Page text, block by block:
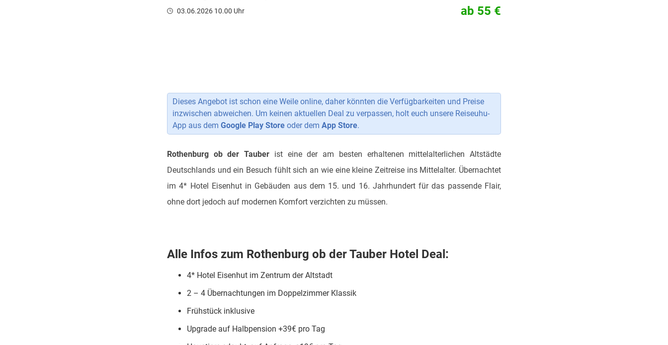
03.06.2026 10.00 Uhr ab 55 €
Dieses Angebot ist schon eine Weile online, daher könnten die Verfügbarkeiten und Preise
inzwischen abweichen. Um keinen aktuellen Deal zu verpassen, holt euch unsere Reiseuhu-
App aus dem Google Play Store oder dem App Store.
Rothenburg ob der Tauber ist eine der am besten erhaltenen mittelalterlichen Altstädte
Deutschlands und ein Besuch fühlt sich an wie eine kleine Zeitreise ins Mittelalter. Übernachtet
im 4* Hotel Eisenhut in Gebäuden aus dem 15. und 16. Jahrhundert für das passende Flair,
ohne dort jedoch auf modernen Komfort verzichten zu müssen.
Alle Infos zum Rothenburg ob der Tauber Hotel Deal:
4* Hotel Eisenhut im Zentrum der Altstadt
2 – 4 Übernachtungen im Doppelzimmer Klassik
Frühstück inklusive
Upgrade auf Halbpension +39€ pro Tag